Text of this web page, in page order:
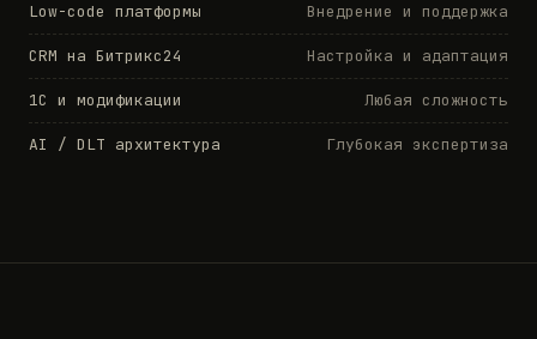
Low-code платформы Внедрение и поддержка
CRM на Битрикс24 Настройка и адаптация
1С и модификации Любая сложность
AI / DLT архитектура Глубокая экспертиза